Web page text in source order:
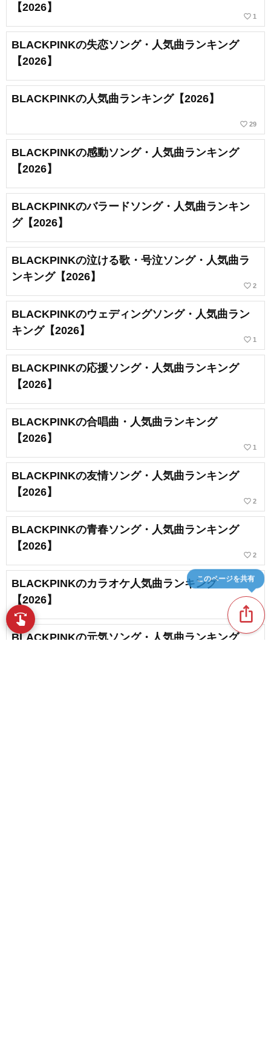
【2026】
favorite_border 1
BLACKPINKの失恋ソング・人気曲ランキング
【2026】
BLACKPINKの人気曲ランキング【2026】
favorite_border 29
BLACKPINKの感動ソング・人気曲ランキング
【2026】
BLACKPINKのバラードソング・人気曲ランキン
グ【2026】
BLACKPINKの泣ける歌・号泣ソング・人気曲ラ
ンキング【2026】
favorite_border 2
BLACKPINKのウェディングソング・人気曲ラン
キング【2026】
favorite_border 1
BLACKPINKの応援ソング・人気曲ランキング
【2026】
BLACKPINKの合唱曲・人気曲ランキング
【2026】
favorite_border 1
BLACKPINKの友情ソング・人気曲ランキング
【2026】
favorite_border 2
BLACKPINKの青春ソング・人気曲ランキング
【2026】
favorite_border 2
BLACKPINKのカラオケ人気曲ランキング
【2026】
BLACKPINKの元気ソング・人気曲ランキング
ios_share
このページを共有
swipe 指先で音楽をブラウズ